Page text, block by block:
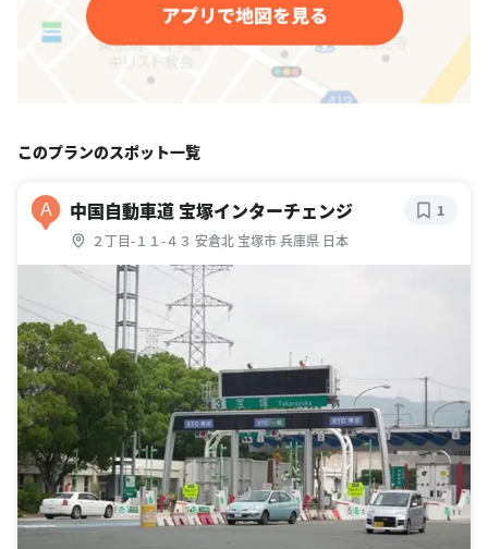
このプランのスポット一覧
A 中国自動車道 宝塚インターチェンジ
２丁目-１１-４３ 安倉北 宝塚市 兵庫県 日本
1